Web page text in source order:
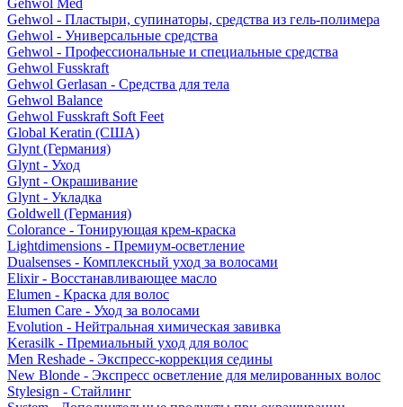
Gehwol Med
Gehwol - Пластыри, супинаторы, средства из гель-полимера
Gehwol - Универсальные средства
Gehwol - Профессиональные и специальные средства
Gehwol Fusskraft
Gehwol Gerlasan - Средства для тела
Gehwol Balance
Gehwol Fusskraft Soft Feet
Global Keratin (США)
Glynt (Германия)
Glynt - Уход
Glynt - Окрашивание
Glynt - Укладка
Goldwell (Германия)
Colorance - Тонирующая крем-краска
Lightdimensions - Премиум-осветление
Dualsenses - Комплексный уход за волосами
Elixir - Восстанавливающее масло
Elumen - Краска для волос
Elumen Care - Уход за волосами
Evolution - Нейтральная химическая завивка
Kerasilk - Премиальный уход для волос
Men Reshade - Экспресс-коррекция седины
New Blonde - Экспресс осветление для мелированных волос
Stylesign - Стайлинг